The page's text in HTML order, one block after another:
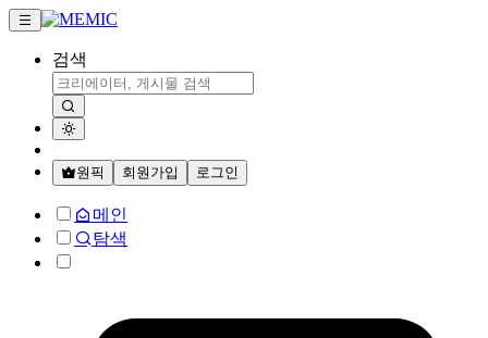
검색
원픽 회원가입 로그인
메인
탐색